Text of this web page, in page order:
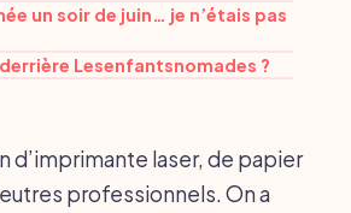
un soir de juin… je n’étais pas
Lesenfantsnomades ?
d’imprimante laser, de papier
professionnels. On a